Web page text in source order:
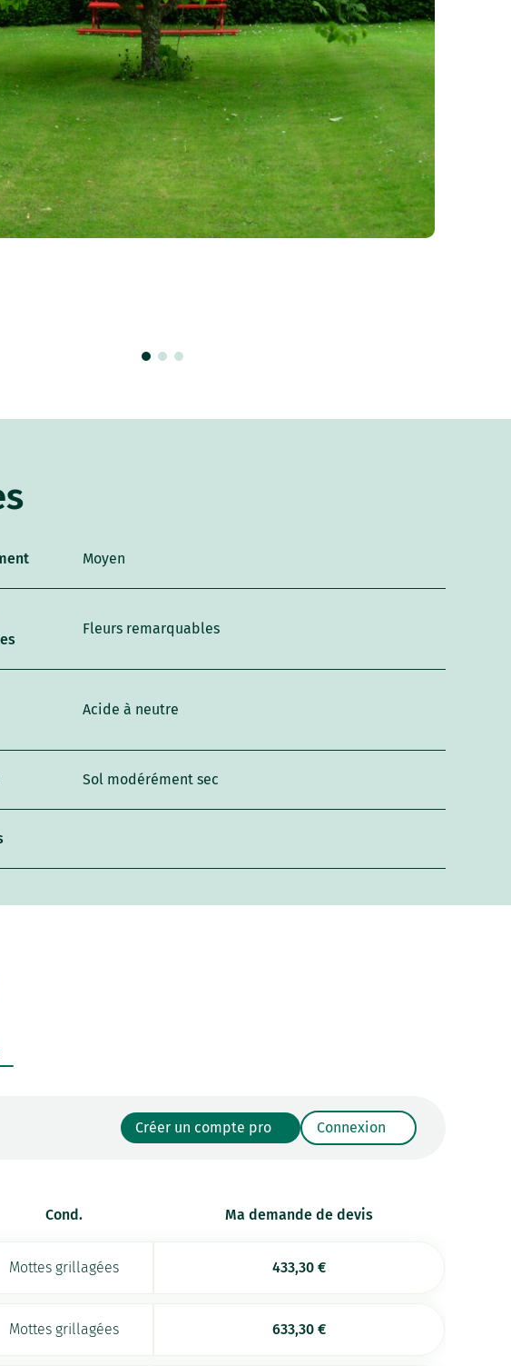
Moyen
Fleurs remarquables
Acide à neutre
Sol modérément sec
Créer un compte pro Connexion
Cond. Ma demande de devis
Mottes grillagées 433,30€
Mottes grillagées 633,30€